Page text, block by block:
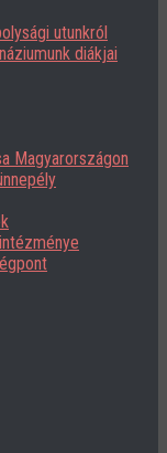
utunkról
diákjai
Magyarországon